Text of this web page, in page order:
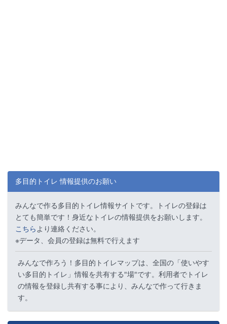
多目的トイレ 情報提供のお願い
みんなで作る多目的トイレ情報サイトです。トイレの登録は
とても簡単です！身近なトイレの情報提供をお願いします。
こちらより連絡ください。
※データ、会員の登録は無料で行えます
みんなで作ろう！多目的トイレマップは、全国の「使いやす
い多目的トイレ」情報を共有する"場"です。利用者でトイレ
の情報を登録し共有する事により、みんなで作って行きま
す。